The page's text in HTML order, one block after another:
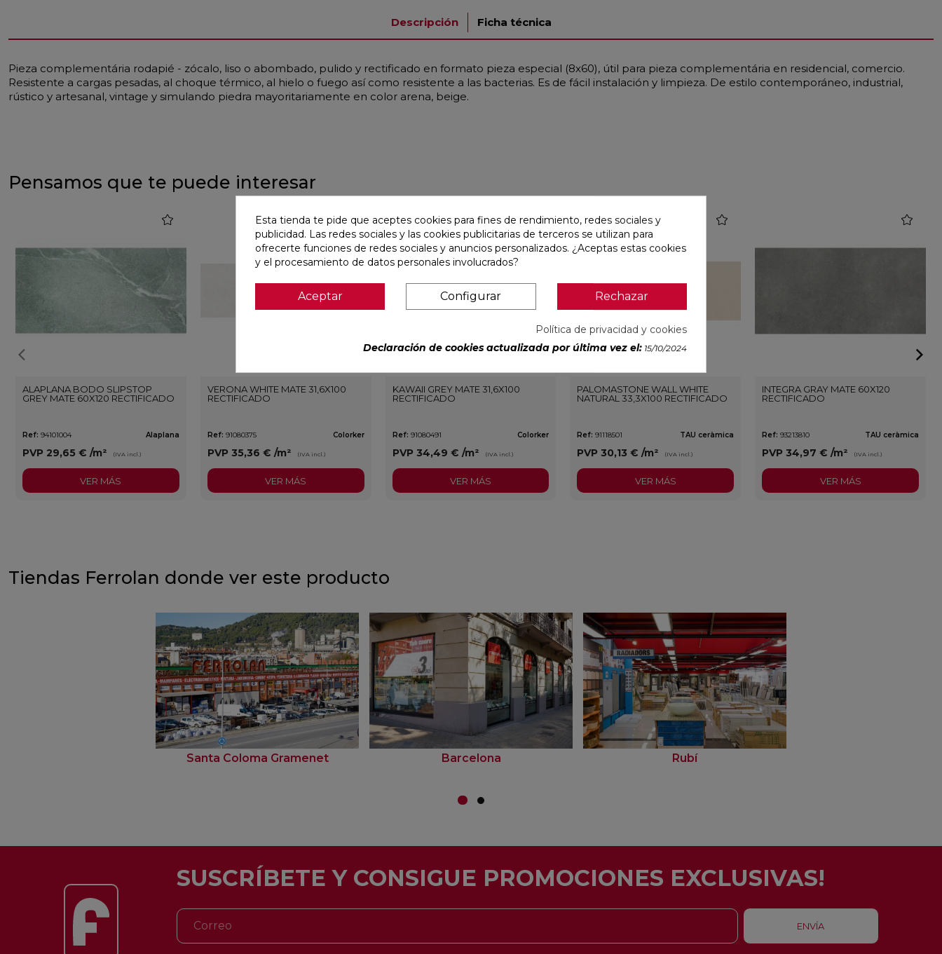
Descripción Ficha técnica
Pieza complementária rodapié - zócalo, liso o abombado, pulido y rectificado en formato pieza especial (8x60), útil para pieza complementária en residencial, comercio.
Resistente a cargas pesadas, al choque térmico, al hielo o fuego así como resistente a las bacterias. Es de fácil instalación y limpieza. De estilo contemporáneo, industrial,
rústico y artesanal, vintage y simulando piedra mayoritariamente en color arena, beige.
Pensamos que te puede interesar
ALAPLANA BODO SLIPSTOP
GREY MATE 60X120 RECTIFICADO
Ref: 94101004 Alaplana
PVP 29,65 € /m² (IVA incl.)
favorite
VER MÁS
VERONA WHITE MATE 31,6X100
RECTIFICADO
Ref: 91080375 Colorker
PVP 35,36 € /m² (IVA incl.)
favorite
VER MÁS
KAWAII GREY MATE 31,6X100
RECTIFICADO
Ref: 91080491 Colorker
PVP 34,49 € /m² (IVA incl.)
favorite
VER MÁS
PALOMASTONE WALL WHITE
NATURAL 33,3X100 RECTIFICADO
Ref: 91118501 TAU ceràmica
PVP 30,13 €/m² (IVA incl.)
VER MÁS
INTEGRA GRAY MATE 60X120
RECTIFICADO
Ref: 93213810 TAU ceràmica
PVP 34,97 €/m² (IVA incl.)
favorite
VER MÁS
Tiendas Ferrolan donde ver este producto
Santa Coloma Gramenet Barcelona Rubí
SUSCRÍBETE Y CONSIGUE PROMOCIONES EXCLUSIVAS!
Esta tienda te pide que aceptes cookies para fines de rendimiento, redes sociales y
publicidad. Las redes sociales y las cookies publicitarias de terceros se utilizan para
ofrecerte funciones de redes sociales y anuncios personalizados. ¿Aceptas estas cookies
y el procesamiento de datos personales involucrados?
Aceptar Configurar Rechazar
Política de privacidad y cookies
Declaración de cookies actualizada por última vez el: 15/10/2024